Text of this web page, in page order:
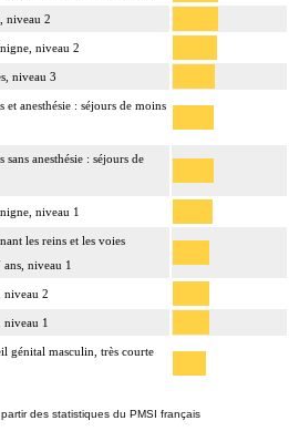
niveau 2
niveau 2
niveau 3
anesthésie : séjours de moins
anesthésie : séjours de
niveau 1
les reins et les voies
niveau 1
niveau 2
niveau 1
génital masculin, très courte
des statistiques du PMSI français